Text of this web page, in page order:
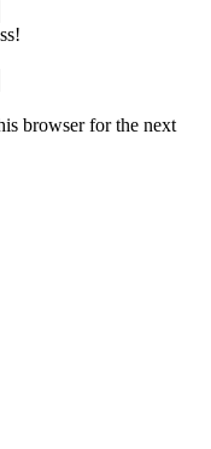
browser for the next